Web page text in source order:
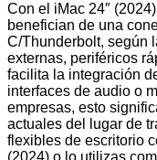
Con el iMac 24″
benefician de una
C/Thunderbolt, según
externas, periféricos
facilita la integración
interfaces de audio o
empresas, esto
actuales del lugar de
flexibles de escritorio